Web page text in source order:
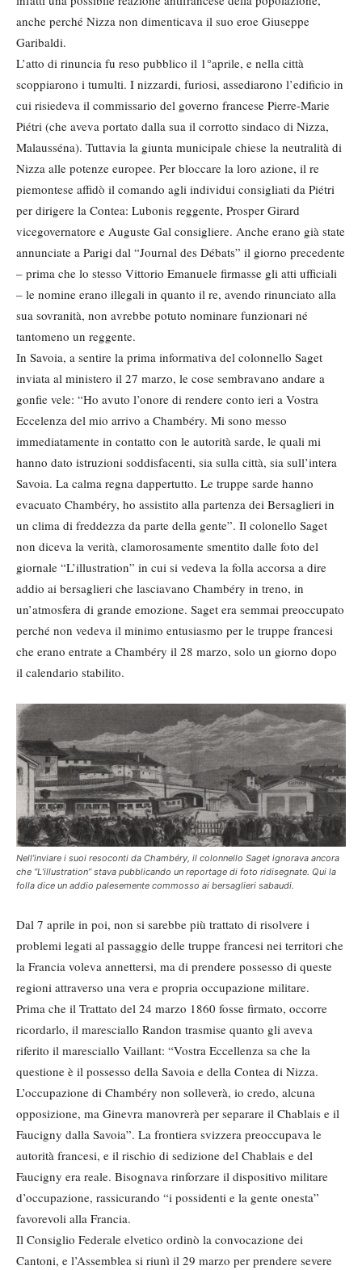
anche perché Nizza non dimenticava il suo eroe Giuseppe
Garibaldi.
L’atto di rinuncia fu reso pubblico il 1°aprile, e nella città
scoppiarono i tumulti. I nizzardi, furiosi, assediarono l’edificio in
cui risiedeva il commissario del governo francese Pierre-Marie
Piétri (che aveva portato dalla sua il corrotto sindaco di Nizza,
Malausséna). Tuttavia la giunta municipale chiese la neutralità di
Nizza alle potenze europee. Per bloccare la loro azione, il re
piemontese affidò il comando agli individui consigliati da Piétri
per dirigere la Contea: Lubonis reggente, Prosper Girard
vicegovernatore e Auguste Gal consigliere. Anche erano già state
annunciate a Parigi dal “Journal des Débats” il giorno precedente
– prima che lo stesso Vittorio Emanuele firmasse gli atti ufficiali
– le nomine erano illegali in quanto il re, avendo rinunciato alla
sua sovranità, non avrebbe potuto nominare funzionari né
tantomeno un reggente.
In Savoia, a sentire la prima informativa del colonnello Saget
inviata al ministero il 27 marzo, le cose sembravano andare a
gonfie vele: “Ho avuto l’onore di rendere conto ieri a Vostra
Eccelenza del mio arrivo a Chambéry. Mi sono messo
immediatamente in contatto con le autorità sarde, le quali mi
hanno dato istruzioni soddisfacenti, sia sulla città, sia sull’intera
Savoia. La calma regna dappertutto. Le truppe sarde hanno
evacuato Chambéry, ho assistito alla partenza dei Bersaglieri in
un clima di freddezza da parte della gente”. Il colonello Saget
non diceva la verità, clamorosamente smentito dalle foto del
giornale “L’illustration” in cui si vedeva la folla accorsa a dire
addio ai bersaglieri che lasciavano Chambéry in treno, in
un’atmosfera di grande emozione. Saget era semmai preoccupato
perché non vedeva il minimo entusiasmo per le truppe francesi
che erano entrate a Chambéry il 28 marzo, solo un giorno dopo
il calendario stabilito.
Nell’inviare i suoi resoconti da Chambéry, il colonnello Saget ignorava ancora
che “L’illustration” stava pubblicando un reportage di foto ridisegnate. Qui la
folla dice un addio palesemente commosso ai bersaglieri sabaudi.
Dal 7 aprile in poi, non si sarebbe più trattato di risolvere i
problemi legati al passaggio delle truppe francesi nei territori che
la Francia voleva annettersi, ma di prendere possesso di queste
regioni attraverso una vera e propria occupazione militare.
Prima che il Trattato del 24 marzo 1860 fosse firmato, occorre
ricordarlo, il maresciallo Randon trasmise quanto gli aveva
riferito il maresciallo Vaillant: “Vostra Eccellenza sa che la
questione è il possesso della Savoia e della Contea di Nizza.
L’occupazione di Chambéry non solleverà, io credo, alcuna
opposizione, ma Ginevra manovrerà per separare il Chablais e il
Faucigny dalla Savoia”. La frontiera svizzera preoccupava le
autorità francesi, e il rischio di sedizione del Chablais e del
Faucigny era reale. Bisognava rinforzare il dispositivo militare
d’occupazione, rassicurando “i possidenti e la gente onesta”
favorevoli alla Francia.
Il Consiglio Federale elvetico ordinò la convocazione dei
Cantoni, e l’Assemblea si riunì il 29 marzo per prendere severe